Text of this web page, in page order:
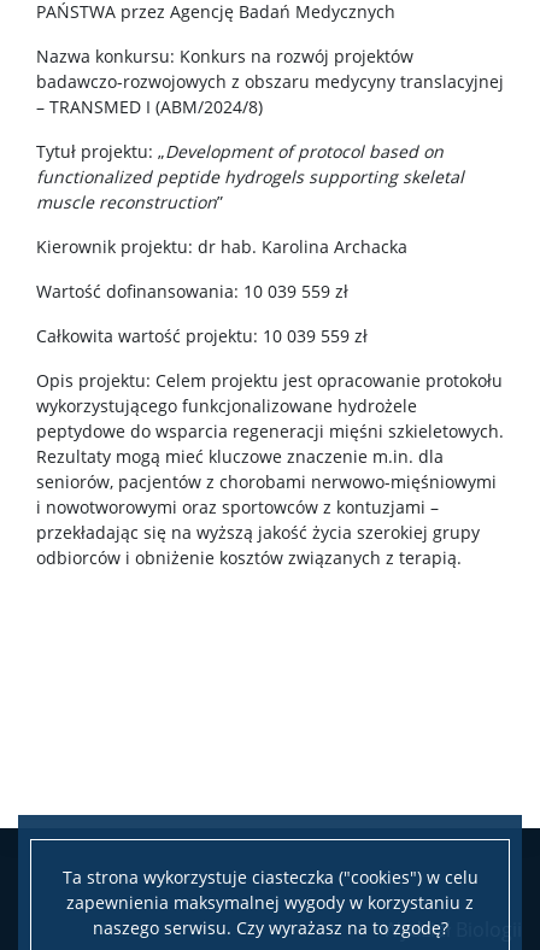
Ta strona wykorzystuje ciasteczka ("cookies") w celu
zapewnienia maksymalnej wygody w korzystaniu z
naszego serwisu. Czy wyrażasz na to zgodę?
PAŃSTWA przez Agencję Badań Medycznych
Nazwa konkursu: Konkurs na rozwój projektów
badawczo-rozwojowych z obszaru medycyny translacyjnej
– TRANSMED I (ABM/2024/8)
Tytuł projektu: „Development of protocol based on
functionalized peptide hydrogels supporting skeletal
muscle reconstruction”
Kierownik projektu: dr hab. Karolina Archacka
Wartość dofinansowania: 10 039 559 zł
Całkowita wartość projektu: 10 039 559 zł
Opis projektu: Celem projektu jest opracowanie protokołu
wykorzystującego funkcjonalizowane hydrożele
peptydowe do wsparcia regeneracji mięśni szkieletowych.
Rezultaty mogą mieć kluczowe znaczenie m.in. dla
seniorów, pacjentów z chorobami nerwowo-mięśniowymi
i nowotworowymi oraz sportowców z kontuzjami –
przekładając się na wyższą jakość życia szerokiej grupy
odbiorców i obniżenie kosztów związanych z terapią.
Wydział Biologii